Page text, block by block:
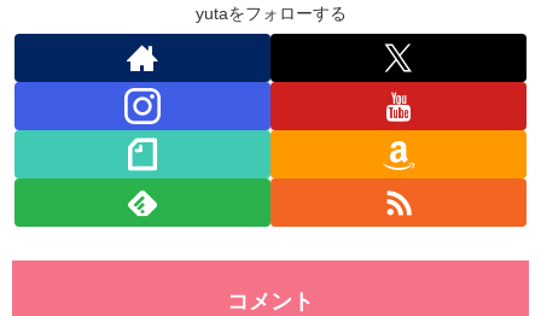
yutaをフォローする
コメント